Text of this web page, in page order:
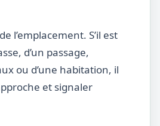
l’emplacement. S’il est
d’un passage,
ou d’une habitation, il
et signaler